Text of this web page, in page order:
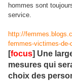
hommes sont
service.
http://
femmes-victimes-de-
[focus] Une
mesures qui
choix des